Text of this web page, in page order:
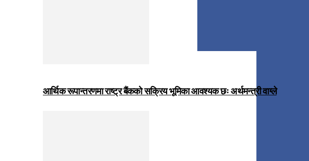
आर्थिक रूपान्तरणमा राष्ट्र बैंकको सक्रिय भूमिका आवश्यक छः अर्थमन्त्री वाग्ले